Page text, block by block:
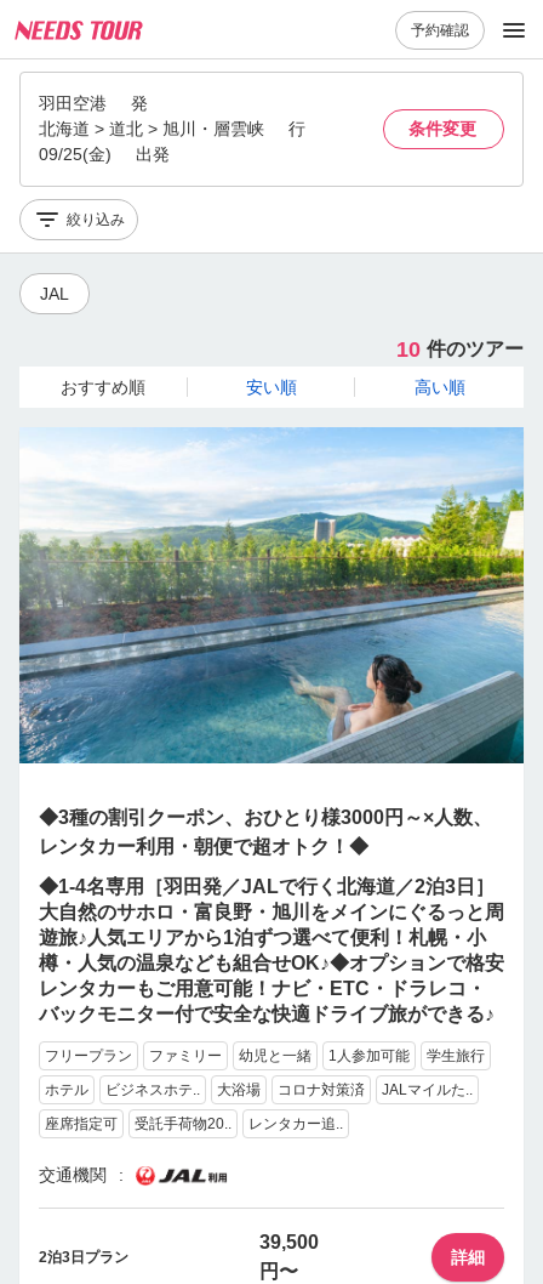
予約確認
羽田空港
発
北海道 > 道北 > 旭川・層雲峡
行
09/25(金)
出発
条件変更
絞り込み
JAL
10 件のツアー
おすすめ順 安い順 高い順
◆3種の割引クーポン、おひとり様3000円～×人数、
レンタカー利用・朝便で超オトク！◆
◆1-4名専用［羽田発／JALで行く北海道／2泊3日］
大自然のサホロ・富良野・旭川をメインにぐるっと周
遊旅♪人気エリアから1泊ずつ選べて便利！札幌・小
樽・人気の温泉なども組合せOK♪◆オプションで格安
レンタカーもご用意可能！ナビ・ETC・ドラレコ・
バックモニター付で安全な快適ドライブ旅ができる♪
フリープラン ファミリー 幼児と一緒 1人参加可能
学生旅行
ホテル
ビジネスホテ.. 大浴場 コロナ対策済
JALマイルた..
座席指定可
受託手荷物20.. レンタカー追..
交通機関
2泊3日プラン
39,500
円〜
詳細